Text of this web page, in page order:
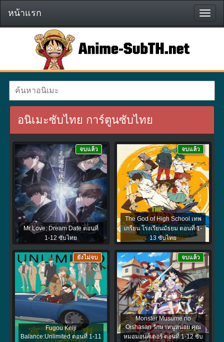
หน้า
แรก
หน้าแรก
อนิเมะซับไทย การ์ตูนซับไทย
Mr Love: Dream Date ตอนที่
1-12 ซับไทย
จบแล้ว
The God of High School เทพ
เกรียน โรงเรียนมัธยม ตอนที่ 1-
13 ซับไทย
จบแล้ว
Fugou Keiji
Balance:Unlimited ตอนที่ 1-11
ยังไม่จบ
Monster Musume no
Oishasan รักษาหนูหน่อย คุณ
หมอมอนส์เตอร์ ตอนที่ 1-12 ซับ
จบแล้ว